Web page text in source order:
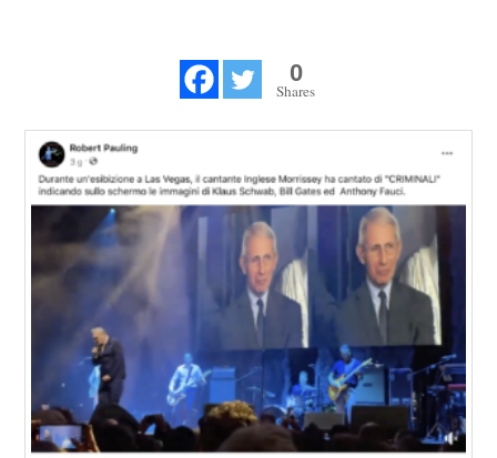
0
Shares